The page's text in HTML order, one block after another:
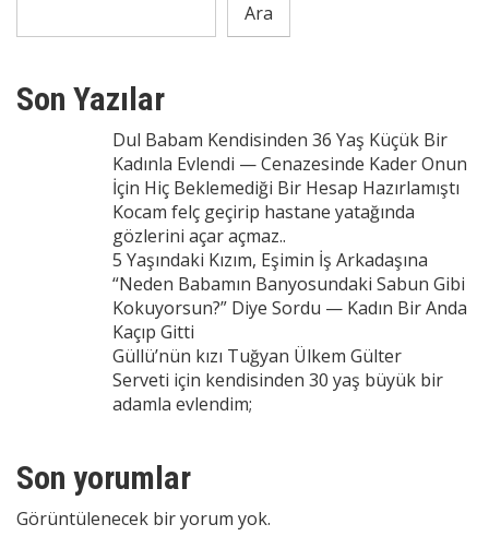
Ara
Son Yazılar
Dul Babam Kendisinden 36 Yaş Küçük Bir
Kadınla Evlendi — Cenazesinde Kader Onun
İçin Hiç Beklemediği Bir Hesap Hazırlamıştı
Kocam felç geçirip hastane yatağında
gözlerini açar açmaz..
5 Yaşındaki Kızım, Eşimin İş Arkadaşına
“Neden Babamın Banyosundaki Sabun Gibi
Kokuyorsun?” Diye Sordu — Kadın Bir Anda
Kaçıp Gitti
Güllü’nün kızı Tuğyan Ülkem Gülter
Serveti için kendisinden 30 yaş büyük bir
adamla evlendim;
Son yorumlar
Görüntülenecek bir yorum yok.